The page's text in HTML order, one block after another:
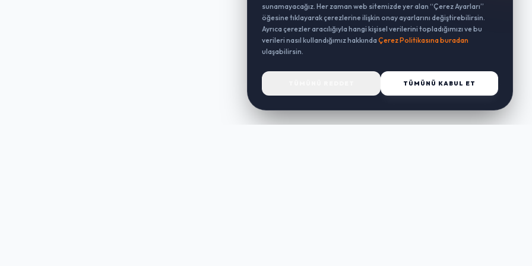
sunamayacağız. Her zaman web sitemizde yer alan “Çerez Ayarları”
öğesine tıklayarak çerezlerine ilişkin onay ayarlarını değiştirebilirsin.
Ayrıca çerezler aracılığıyla hangi kişisel verilerini topladığımızı ve bu
verileri nasıl kullandığımız hakkında Çerez Politikasına buradan
ulaşabilirsin.
TÜMÜNÜ KABUL ET